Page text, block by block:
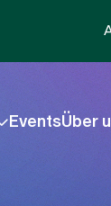
EventsÜber